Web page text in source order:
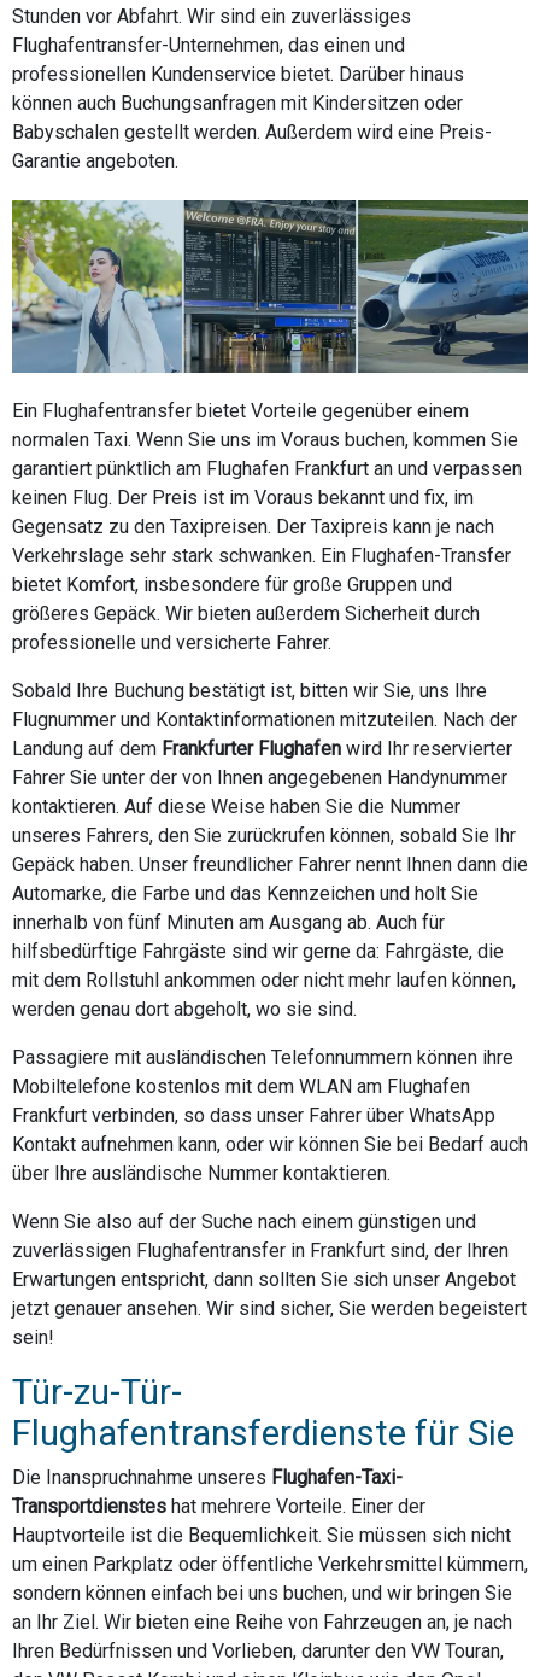
Stunden vor Abfahrt. Wir sind ein zuverlässiges
Flughafentransfer-Unternehmen, das einen und
professionellen Kundenservice bietet. Darüber hinaus
können auch Buchungsanfragen mit Kindersitzen oder
Babyschalen gestellt werden. Außerdem wird eine Preis-
Garantie angeboten.
Ein Flughafentransfer bietet Vorteile gegenüber einem
normalen Taxi. Wenn Sie uns im Voraus buchen, kommen Sie
garantiert pünktlich am Flughafen Frankfurt an und verpassen
keinen Flug. Der Preis ist im Voraus bekannt und fix, im
Gegensatz zu den Taxipreisen. Der Taxipreis kann je nach
Verkehrslage sehr stark schwanken. Ein Flughafen-Transfer
bietet Komfort, insbesondere für große Gruppen und
größeres Gepäck. Wir bieten außerdem Sicherheit durch
professionelle und versicherte Fahrer.
Sobald Ihre Buchung bestätigt ist, bitten wir Sie, uns Ihre
Flugnummer und Kontaktinformationen mitzuteilen. Nach der
Landung auf dem Frankfurter Flughafen wird Ihr reservierter
Fahrer Sie unter der von Ihnen angegebenen Handynummer
kontaktieren. Auf diese Weise haben Sie die Nummer
unseres Fahrers, den Sie zurückrufen können, sobald Sie Ihr
Gepäck haben. Unser freundlicher Fahrer nennt Ihnen dann die
Automarke, die Farbe und das Kennzeichen und holt Sie
innerhalb von fünf Minuten am Ausgang ab. Auch für
hilfsbedürftige Fahrgäste sind wir gerne da: Fahrgäste, die
mit dem Rollstuhl ankommen oder nicht mehr laufen können,
werden genau dort abgeholt, wo sie sind.
Passagiere mit ausländischen Telefonnummern können ihre
Mobiltelefone kostenlos mit dem WLAN am Flughafen
Frankfurt verbinden, so dass unser Fahrer über WhatsApp
Kontakt aufnehmen kann, oder wir können Sie bei Bedarf auch
über Ihre ausländische Nummer kontaktieren.
Wenn Sie also auf der Suche nach einem günstigen und
zuverlässigen Flughafentransfer in Frankfurt sind, der Ihren
Erwartungen entspricht, dann sollten Sie sich unser Angebot
jetzt genauer ansehen. Wir sind sicher, Sie werden begeistert
sein!
Tür-zu-Tür-
Flughafentransferdienste für Sie
Die Inanspruchnahme unseres Flughafen-Taxi-
Transportdienstes hat mehrere Vorteile. Einer der
Hauptvorteile ist die Bequemlichkeit. Sie müssen sich nicht
um einen Parkplatz oder öffentliche Verkehrsmittel kümmern,
sondern können einfach bei uns buchen, und wir bringen Sie
an Ihr Ziel. Wir bieten eine Reihe von Fahrzeugen an, je nach
Ihren Bedürfnissen und Vorlieben, darunter den VW Touran,